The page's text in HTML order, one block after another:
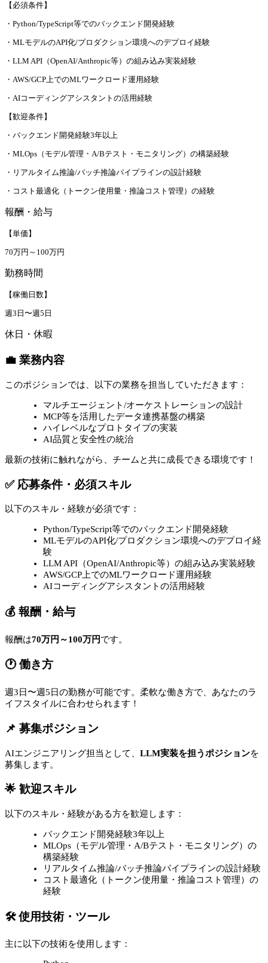
【必須条件】
・Python/TypeScript等でのバックエンド開発経験
・MLモデルのAPI化/プロダクション環境へのデプロイ経験
・LLM API（OpenAI/Anthropic等）の組み込み実装経験
・AWS/GCP上でのMLワークロード運用経験
・AIコーディングアシスタントの活用経験
【歓迎条件】
・バックエンド開発経験3年以上
・MLOps（モデル管理・A/Bテスト・モニタリング）の構築経験
・リアルタイム推論/バッチ推論パイプラインの設計経験
・コスト最適化（トークン使用量・推論コスト管理）の経験
報酬・給与
【単価】
70万円～100万円
勤務時間
【稼働日数】
週3日〜週5日
休日・休暇
💼 業務内容
このポジションでは、以下の業務を担当していただきます：
マルチエージェント/オーケストレーションの設計
MCP等を活用したデータ連携基盤の構築
ハイレベルなプロトタイプの実装
AI品質と安全性の統治
最新の技術に触れながら、チームと共に成長できる環境です！
✅ 応募条件・必須スキル
以下のスキル・経験が必須です：
Python/TypeScript等でのバックエンド開発経験
MLモデルのAPI化/プロダクション環境へのデプロイ経
験
LLM API（OpenAI/Anthropic等）の組み込み実装経験
AWS/GCP上でのMLワークロード運用経験
AIコーディングアシスタントの活用経験
💰 報酬・給与
報酬は70万円～100万円です。
🕐 働き方
週3日〜週5日の勤務が可能です。柔軟な働き方で、あなたのラ
イフスタイルに合わせられます！
📌 募集ポジション
AIエンジニアリング担当として、 LLM実装を担うポジションを
募集します。
🌟 歓迎スキル
以下のスキル・経験がある方を歓迎します：
バックエンド開発経験3年以上
MLOps（モデル管理・A/Bテスト・モニタリング）の
構築経験
リアルタイム推論/バッチ推論パイプラインの設計経験
コスト最適化（トークン使用量・推論コスト管理）の
経験
🛠 使用技術・ツール
主に以下の技術を使用します：